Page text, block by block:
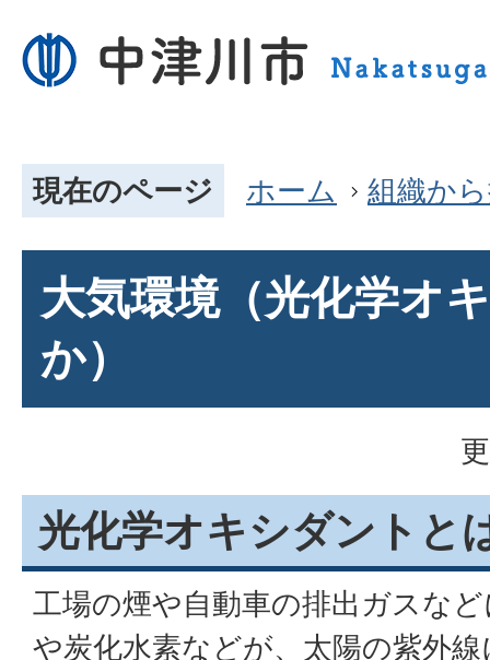
現在のページ ホーム 組織か
大気環境（光化学オ
か）
光化学オキシダントと
工場の煙や自動車の排出ガスな
や炭化水素などが、太陽の紫外